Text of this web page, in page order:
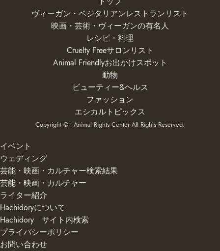
ヴィーガン・ベジタリアンレストランリスト
映画・芸術・ヴィーガンの有名人
レシピ・料理
Cruelty Freeサロンリスト
Animal Friendlyお出かけスポット
動物
ビューティー&ヘルス
ファッション
エシカルトピックス
Copyright © - Animal Rights Center All Rights Reserved.
イベント
ウェディング
芸能・映画・カルチャー検索結果
芸能・映画・カルチャー
ライター紹介
Hachidoryについて
Hachidory サイト内検索
プライバシーポリシー
お問い合わせ